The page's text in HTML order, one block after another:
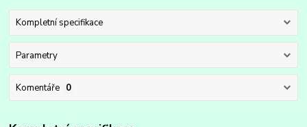
Kompletní specifikace
Parametry
Komentáře 0